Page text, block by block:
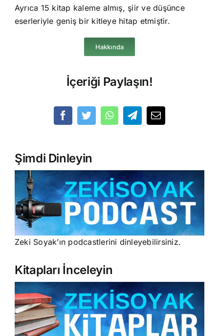
Ayrıca 15 kitap kaleme almış, şiir ve düşünce
eserleriyle geniş bir kitleye hitap etmiştir.
Hakkında
İçeriği Paylaşın!
Şimdi Dinleyin
Zeki Soyak’ın podcastlerini dinleyebilirsiniz.
Kitapları İnceleyin